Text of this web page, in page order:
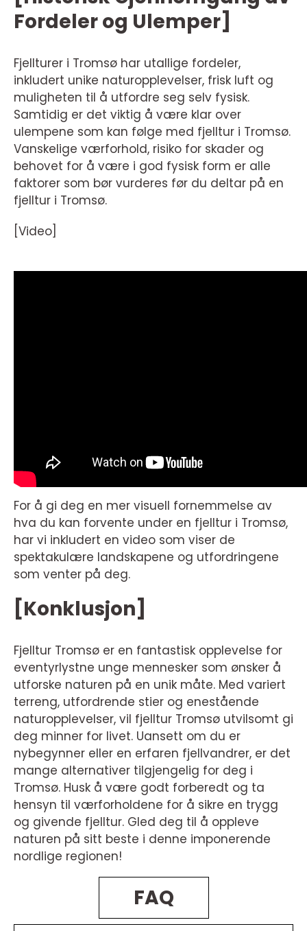
Fordeler og Ulemper]
Fjellturer i Tromsø har utallige fordeler,
inkludert unike naturopplevelser, frisk luft og
muligheten til å utfordre seg selv fysisk.
Samtidig er det viktig å være klar over
ulempene som kan følge med fjelltur i Tromsø.
Vanskelige værforhold, risiko for skader og
behovet for å være i god fysisk form er alle
faktorer som bør vurderes før du deltar på en
fjelltur i Tromsø.
[Video]
For å gi deg en mer visuell fornemmelse av
hva du kan forvente under en fjelltur i Tromsø,
har vi inkludert en video som viser de
spektakulære landskapene og utfordringene
som venter på deg.
[Konklusjon]
Fjelltur Tromsø er en fantastisk opplevelse for
eventyrlystne unge mennesker som ønsker å
utforske naturen på en unik måte. Med variert
terreng, utfordrende stier og enestående
naturopplevelser, vil fjelltur Tromsø utvilsomt gi
deg minner for livet. Uansett om du er
nybegynner eller en erfaren fjellvandrer, er det
mange alternativer tilgjengelig for deg i
Tromsø. Husk å være godt forberedt og ta
hensyn til værforholdene for å sikre en trygg
og givende fjelltur. Gled deg til å oppleve
naturen på sitt beste i denne imponerende
nordlige regionen!
FAQ